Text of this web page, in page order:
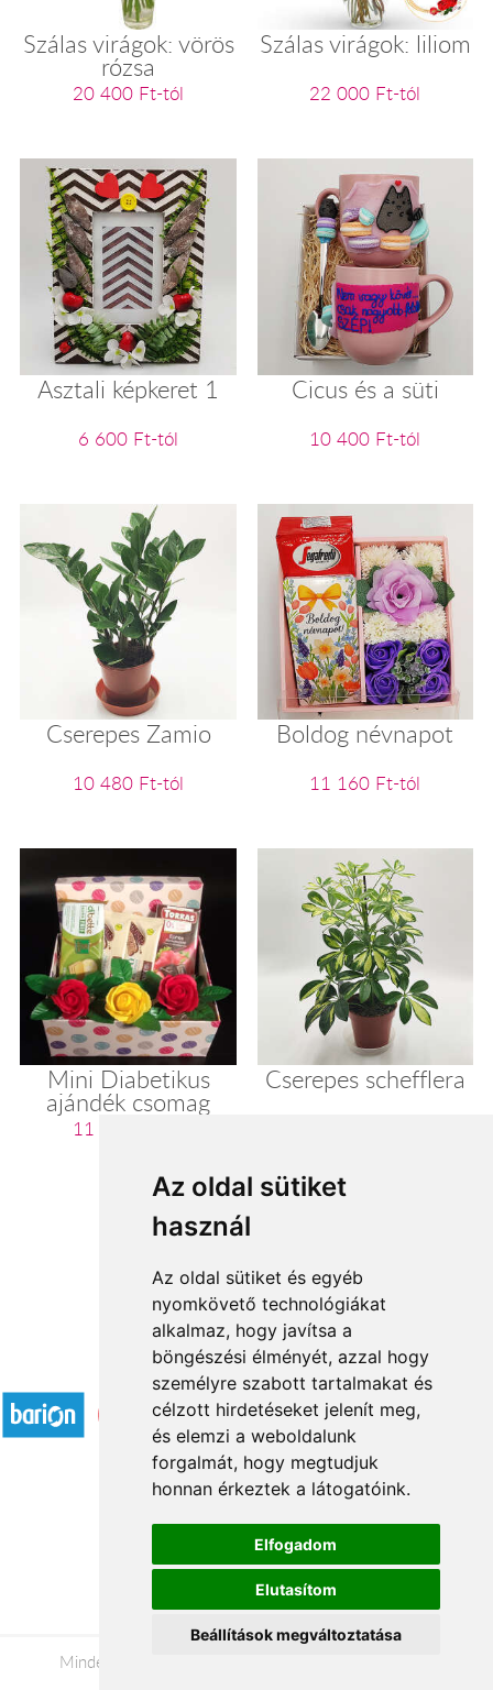
Az oldal sütiket
használ
Az oldal sütiket és egyéb
nyomkövető technológiákat
alkalmaz, hogy javítsa a
böngészési élményét, azzal hogy
személyre szabott tartalmakat és
célzott hirdetéseket jelenít meg,
és elemzi a weboldalunk
forgalmát, hogy megtudjuk
honnan érkeztek a látogatóink.
Elfogadom
Elutasítom
Beállítások megváltoztatása
Szálas virágok: vörös
rózsa
20 400 Ft-tól
Szálas virágok: liliom
22 000 Ft-tól
Asztali képkeret 1
6 600 Ft-tól
Cicus és a süti
10 400 Ft-tól
Cserepes Zamio
10 480 Ft-tól
Boldog névnapot
11 160 Ft-tól
Mini Diabetikus
ajándék csomag
11 200 Ft-tól
Cserepes schefflera
2 3 ...
Elfogadott fizetési módok
Á.SZ.F.
Impresszum
Adatkezelési tájékoztató
Minden jog fenntartva © 2026 |